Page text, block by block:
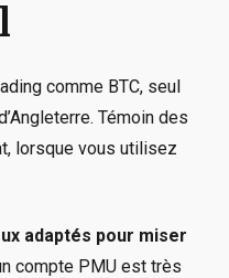
comme BTC, seul
Témoin des
lorsque vous utilisez
adaptés pour miser
compte PMU est très